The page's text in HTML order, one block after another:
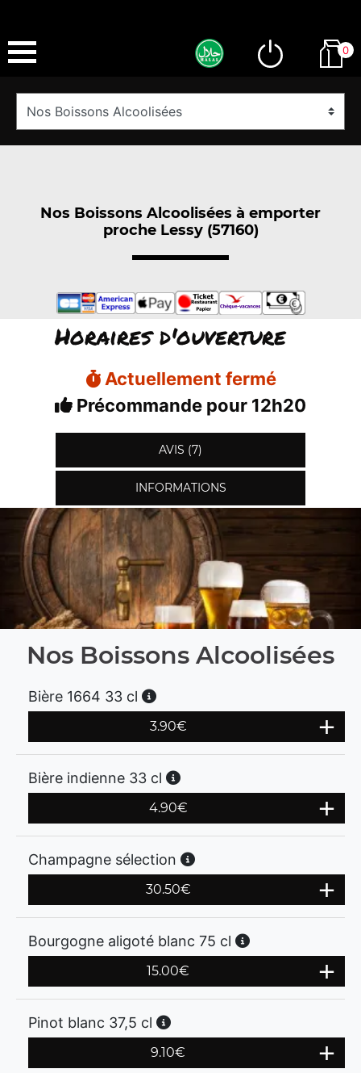
0
Nos Boissons Alcoolisées à emporter
proche Lessy (57160)
Horaires d'ouverture
Actuellement fermé
Précommande pour 12h20
AVIS (7)
INFORMATIONS
Nos Boissons Alcoolisées
Bière 1664 33 cl
3.90€
Bière indienne 33 cl
4.90€
Champagne sélection
30.50€
Bourgogne aligoté blanc 75 cl
15.00€
Pinot blanc 37,5 cl
9.10€